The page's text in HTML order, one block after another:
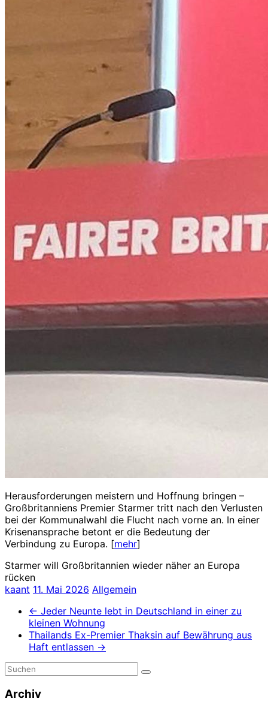
Herausforderungen meistern und Hoffnung bringen –
Großbritanniens Premier Starmer tritt nach den Verlusten
bei der Kommunalwahl die Flucht nach vorne an. In einer
Krisenansprache betont er die Bedeutung der
Verbindung zu Europa. [mehr]
Starmer will Großbritannien wieder näher an Europa
rücken
kaant 11. Mai 2026 Allgemein
← Jeder Neunte lebt in Deutschland in einer zu
kleinen Wohnung
Thailands Ex-Premier Thaksin auf Bewährung aus
Haft entlassen →
Archiv